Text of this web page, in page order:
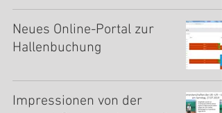
Neues Online-Portal zur
Hallenbuchung
Impressionen von der